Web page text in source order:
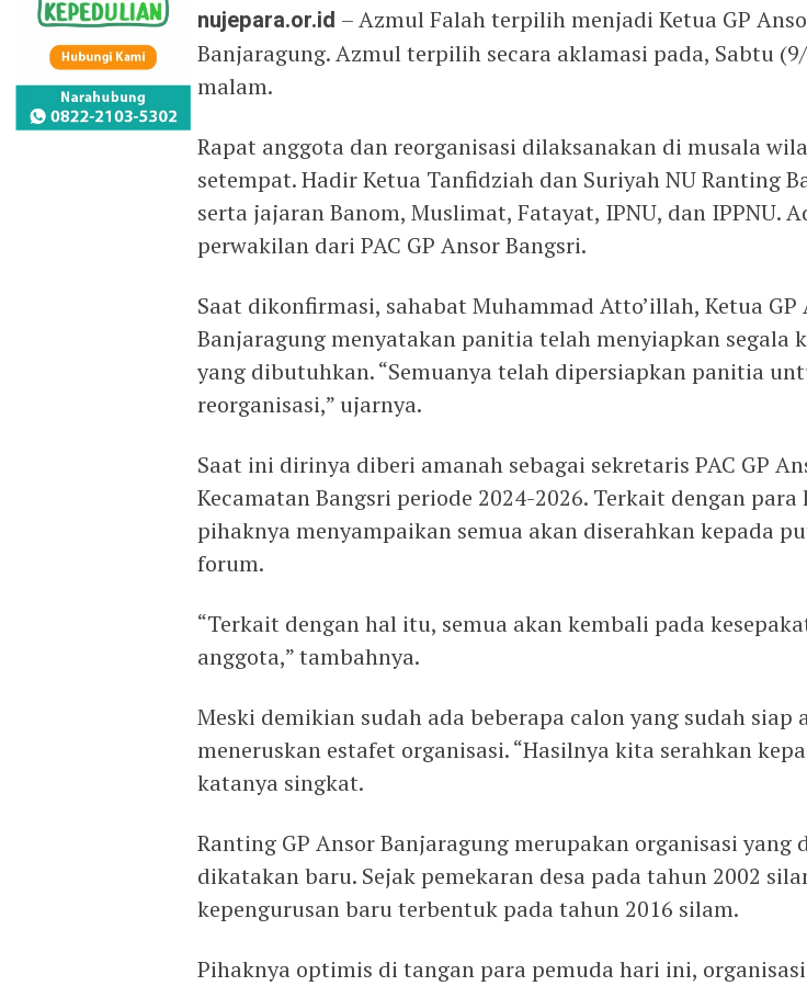
nujepara.or.id – Azmul Falah terpilih menjadi Ketua GP
Banjaragung. Azmul terpilih secara aklamasi pada, Sabtu
malam.
Rapat anggota dan reorganisasi dilaksanakan di musala
setempat. Hadir Ketua Tanfidziah dan Suriyah NU Ranting
serta jajaran Banom, Muslimat, Fatayat, IPNU, dan IPPNU.
perwakilan dari PAC GP Ansor Bangsri.
Saat dikonfirmasi, sahabat Muhammad Atto’illah, Ketua GP
Banjaragung menyatakan panitia telah menyiapkan segala
yang dibutuhkan. “Semuanya telah dipersiapkan panitia
reorganisasi,” ujarnya.
Saat ini dirinya diberi amanah sebagai sekretaris PAC GP
Kecamatan Bangsri periode 2024-2026. Terkait dengan
pihaknya menyampaikan semua akan diserahkan kepada
forum.
“Terkait dengan hal itu, semua akan kembali pada
anggota,” tambahnya.
Meski demikian sudah ada beberapa calon yang sudah siap
meneruskan estafet organisasi. “Hasilnya kita serahkan
katanya singkat.
Ranting GP Ansor Banjaragung merupakan organisasi yang
dikatakan baru. Sejak pemekaran desa pada tahun 2002
kepengurusan baru terbentuk pada tahun 2016 silam.
Pihaknya optimis di tangan para pemuda hari ini,